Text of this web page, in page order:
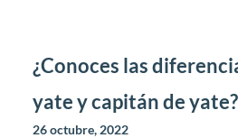
¿Conoces las
yate y capitán de yate?
26 octubre, 2022